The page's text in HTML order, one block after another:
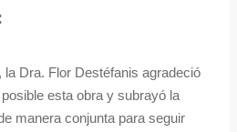
Dra. Flor Destéfanis agradeció
esta obra y subrayó la
manera conjunta para seguir